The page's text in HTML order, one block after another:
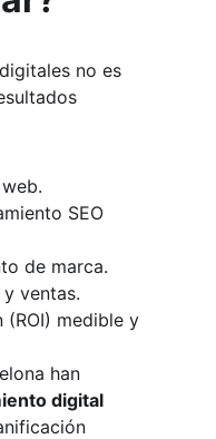
no es
SEO
de marca.
ventas.
(ROI) medible y
han
digital